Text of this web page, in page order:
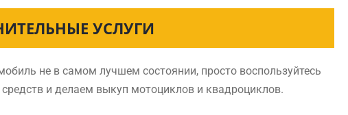
УСЛУГИ
не в самом лучшем состоянии, просто воспользуйтесь
и делаем выкуп мотоциклов и квадроциклов.